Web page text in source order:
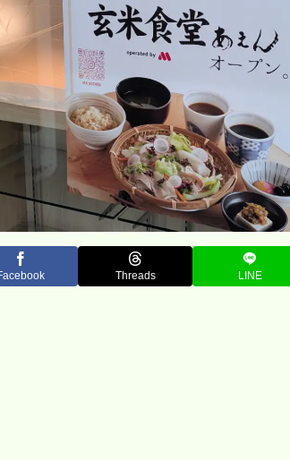
Threads LINE